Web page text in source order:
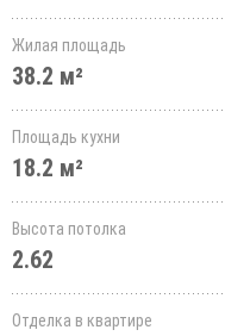
Жилая площадь
38.2 м²
Площадь кухни
18.2 м²
Высота потолка
2.62
Отделка в квартире